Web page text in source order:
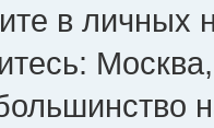
в личных